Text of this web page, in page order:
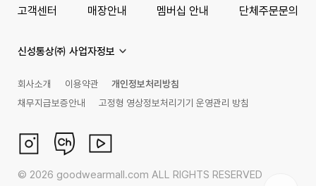
고객센터 매장안내 멤버십 안내 단체주문문의
신성통상㈜ 사업자정보
회사소개 이용약관
개인정보처리방침
채무지급보증안내
고정형 영상정보처리기기 운영관리 방침
© 2026 goodwearmall.com ALL RIGHTS RESERVED